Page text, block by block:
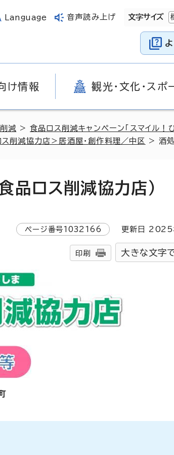
Language 音声読み上げ 文字サイズ
け情報 観光・文化・スポ
減 >食品ロス削減キャンペーン「スマイル！ひ
削減協力店＞居酒屋・創作料理／中区 > 酒処
品ロス削減協力店）
ページ番号1032166 更新日 2025
印刷 大きな文字